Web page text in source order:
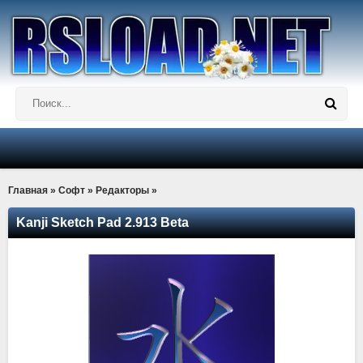
Главная » Софт » Редакторы »
Kanji Sketch Pad 2.913 Beta